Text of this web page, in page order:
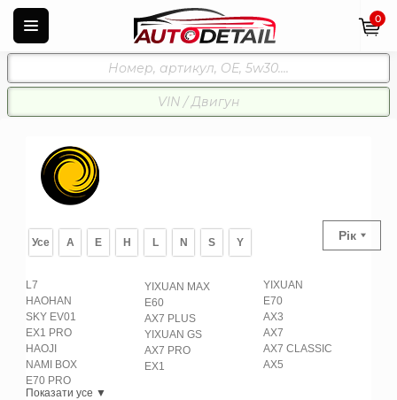
0
Усе A E H L N S Y Рік
L7
HAOHAN
SKY EV01
EX1 PRO
HAOJI
NAMI BOX
E70 PRO
YIXUAN MAX
E60
AX7 PLUS
YIXUAN GS
AX7 PRO
EX1
YIXUAN
E70
AX3
AX7
AX7 CLASSIC
AX5
Показати усе ▼